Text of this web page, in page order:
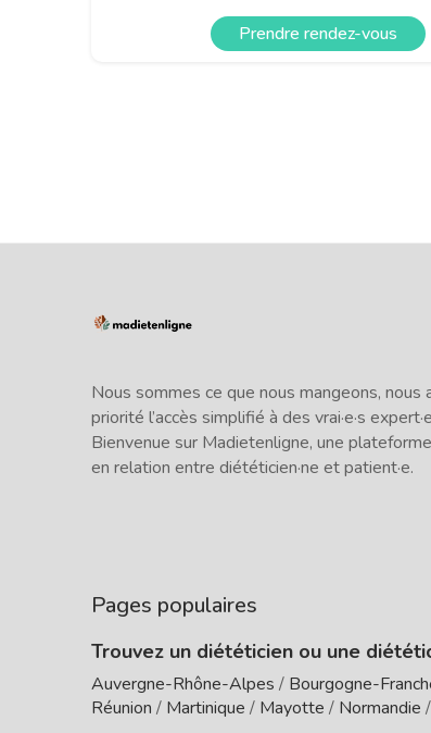
Prendre rendez-vous
Nous sommes ce que nous mangeons, nous
priorité l’accès simplifié à des vrai·e·s
Bienvenue sur Madietenligne, une
en relation entre diététicien·ne et patient·e.
Pages populaires
Trouvez un diététicien ou une
Auvergne-Rhône-Alpes / Bourgogne-
Réunion / Martinique / Mayotte / Normandie /